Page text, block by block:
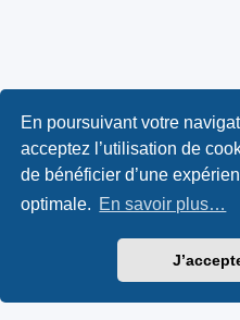
En poursuivant votre
acceptez l’utilisation de
de bénéficier d’une
optimale. En savoir plus…